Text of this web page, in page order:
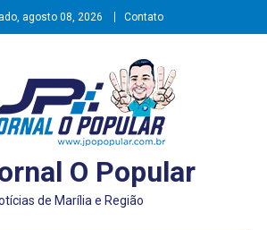
agosto 08, 2026 Contato
O Popular
de Marília e Região